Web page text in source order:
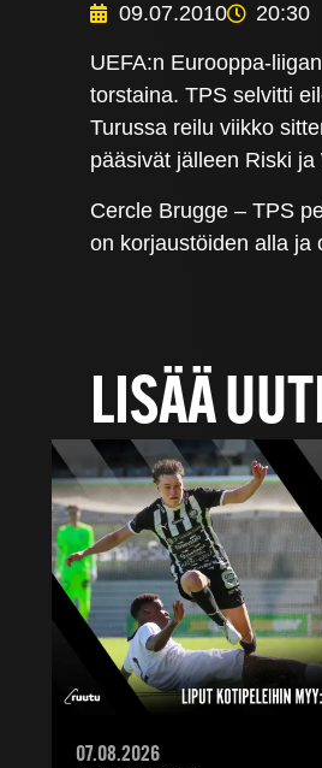
09.07.2010 20:30
UEFA:n Eurooppa-
torstaina. TPS selvitti
Turussa reilu viikko
pääsivät jälleen Riski
Cercle Brugge – TPS
on korjaustöiden alla ja
LISÄÄ
07.08.2026